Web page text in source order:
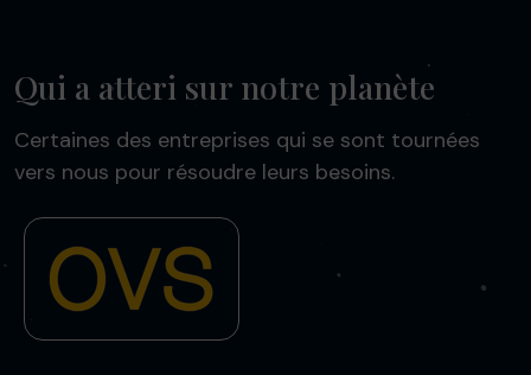
Qui a atteri sur notre planète
Certaines des entreprises qui se sont tournées
vers nous pour résoudre leurs besoins.